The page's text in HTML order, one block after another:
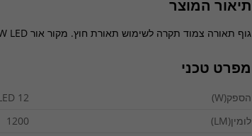
תיאור המוצר
גוף תאורה צמוד תקרה לשימוש תאורת חוץ. מקור אור 12W LED. מיוצר מאלומיניום ופלסטיק, זמין בצבע לבן.
מפרט טכני
הספק(W)
12 LED
לומין(LM)
1200